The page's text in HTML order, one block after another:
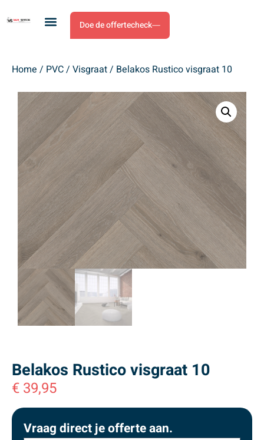
Doe de offertecheck
Home / PVC/ Visgraat/ Belakos Rustico visgraat 10
Belakos Rustico visgraat 10
€ 39,95
Vraag direct je offerte aan.